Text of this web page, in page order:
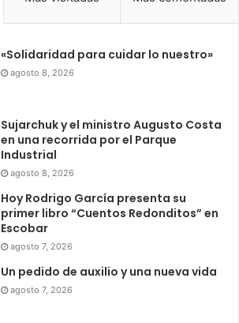
«Solidaridad para cuidar lo nuestro»
agosto 8, 2026
Sujarchuk y el ministro Augusto Costa
en una recorrida por el Parque
Industrial
agosto 8, 2026
Hoy Rodrigo García presenta su
primer libro “Cuentos Redonditos” en
Escobar
agosto 7, 2026
Un pedido de auxilio y una nueva vida
agosto 7, 2026